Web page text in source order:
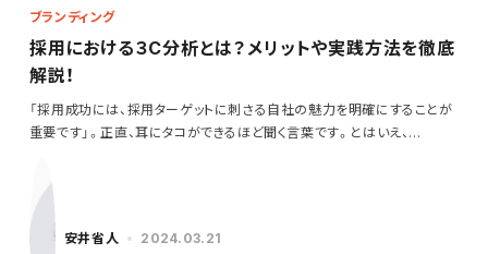
ブランディング
採用における３C分析とは？メリットや実践方法を徹底
解説！
「採用成功には、採用ターゲットに刺さる自社の魅力を明確にすることが
重要です」。正直、耳にタコができるほど聞く言葉です。とはいえ、…
安井省人 2024.03.21